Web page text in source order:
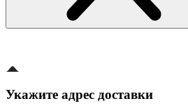
Укажите адрес доставки